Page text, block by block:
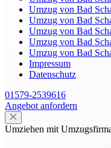
Umzug von Bad
Umzug von Bad
Umzug von Bad
Umzug von Bad
Umzug von Bad
Impressum
Datenschutz
01579-2539616
Angebot anfordern
Umziehen mit